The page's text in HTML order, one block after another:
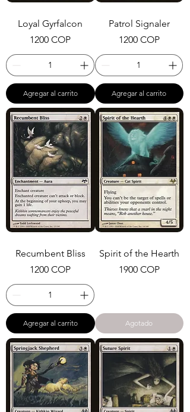
Loyal Gyrfalcon
Precio
1200 COP
Agregar al carrito
Patrol Signaler
Precio
1200 COP
Agregar al carrito
Recumbent Bliss
Precio
1200 COP
Agregar al carrito
Spirit of the Hearth
Precio
1900 COP
Agotado